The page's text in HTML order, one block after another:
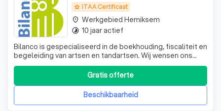
grade ITAA Certificaat
Bilanco is gespecialiseerd in de boekhouding, fiscaliteit en
begeleiding van artsen en tandartsen. Wij wensen ons
cliënteel te beperken tot deze doelgroep. Wij gaan
steeds voor een persoonlijke aanpak. Bij ons is uw dossier
geen nummer, maar heeft ieder dossier de naam van de
cliënt. Wij kennen uw
Beschikbaarheid
Gratis offerte
place Werkgebied Hemiksem
timelapse 10 jaar actief